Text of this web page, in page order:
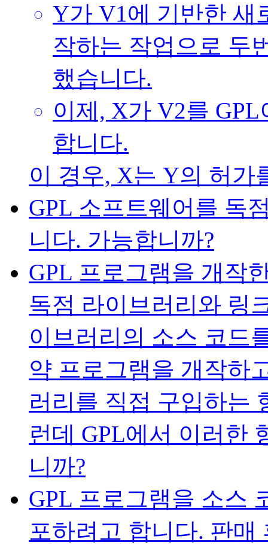
Y가 V1에 기반한 새
작하는 작업으로 두
했습니다.
이제, X가 V2를
합니다.
이 경우, X는 Y의 허가
GPL 소프트웨어를 독
니다. 가능합니까?
GPL 프로그램을 개작
독점 라이브러리와 링
이브러리의 소스 코드
약 프로그램을 개작하
러리를 직접 구입하는
런데 GPL에서 이러한
니까?
GPL 프로그램을 소스
포하려고 합니다. 판매